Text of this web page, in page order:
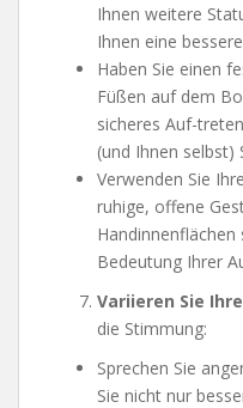
Ihnen weitere
Ihnen eine
Haben Sie einen
Füßen auf dem
sicheres Auf-
(und Ihnen selbst)
Verwenden Sie
ruhige, offene
Bedeutung Ihrer
Variieren Sie
die Stimmung:
Sprechen Sie
Sie nicht nur